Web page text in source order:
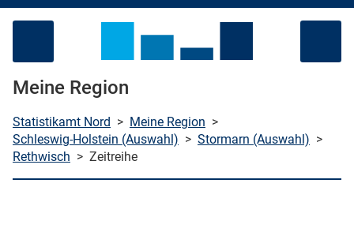
Meine Region
Statistikamt Nord > Meine Region >
Schleswig-Holstein (Auswahl) > Stormarn (Auswahl) >
Rethwisch > Zeitreihe